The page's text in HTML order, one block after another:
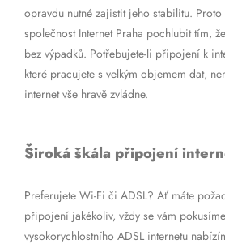
opravdu nutné zajistit jeho stabilitu. Proto
společnost Internet Praha pochlubit tím,
bez výpadků. Potřebujete-li připojení k
které pracujete s velkým objemem dat,
internet vše hravě zvládne.
Široká škála připojení
Preferujete Wi-Fi či ADSL? Ať máte
připojení jakékoliv, vždy se vám
vysokorychlostního ADSL internetu